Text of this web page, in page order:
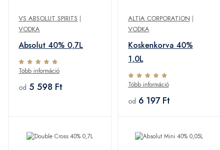
VS ABSOLUT SPIRITS |
VODKA
Absolut 40% 0,7L
Több információ
od 5 598 Ft
ALTIA CORPORATION |
VODKA
Koskenkorva 40%
1,0L
Több információ
od 6 197 Ft